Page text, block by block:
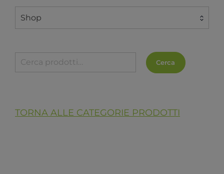
Shop
Cerca
TORNA ALLE CATEGORIE PRODOTTI